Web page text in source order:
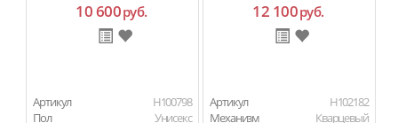
10 600руб.
Артикул
H100798
Пол
Унисекс
12 100руб.
Артикул
H102182
Механизм
Кварцевый